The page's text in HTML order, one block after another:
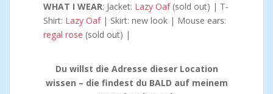
WHAT I WEAR: Jacket: Lazy Oaf (sold out) | T-
Shirt: Lazy Oaf | Skirt: new look | Mouse ears:
regal rose (sold out) |
Du willst die Adresse dieser Location
wissen – die findest du BALD auf meinem